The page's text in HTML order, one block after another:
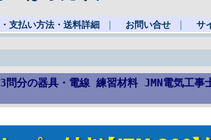
支払い方法・送料詳細 お問い合せ｜ サ
分の器具・電線 練習材料 JMN電気工事